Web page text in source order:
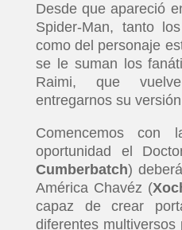
Desde que apareció
Spider-Man, tanto
como del personaje
se le suman los
Raimi, que
entregarnos su
Comencemos con
oportunidad el
Cumberbatch)
América Chavéz (
capaz de crear
diferentes multiversos